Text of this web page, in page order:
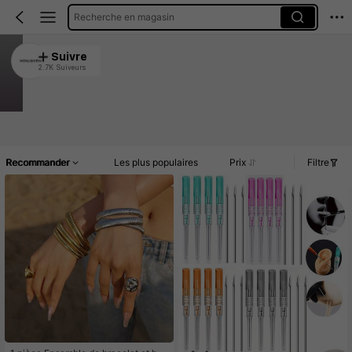
Recherche en magasin
WENLISHIPIN
4.90
Suivre
2.7K Suiveurs
Recommander Les plus populaires Prix Filtre